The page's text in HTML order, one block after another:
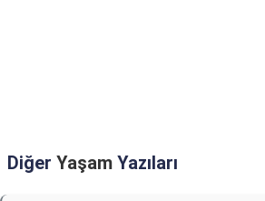
Diğer Yaşam Yazıları